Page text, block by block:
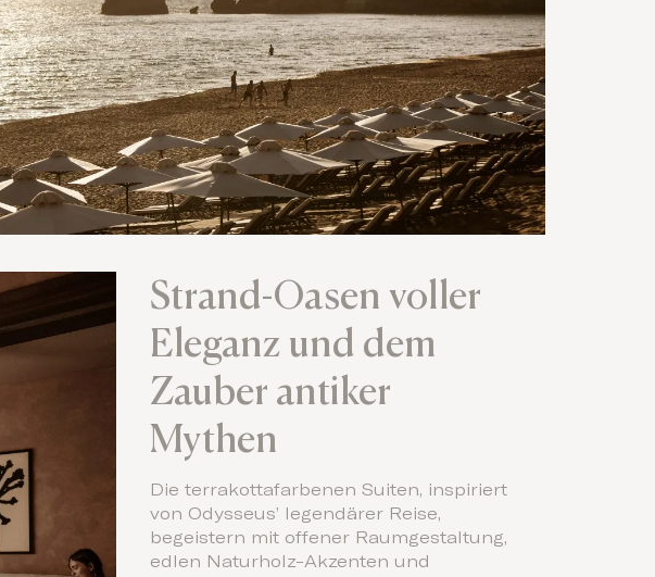
Strand-Oasen voller
Eleganz und dem
Zauber antiker
Mythen
Die terrakottafarbenen Suiten, inspiriert
von Odysseus’ legendärer Reise,
begeistern mit offener Raumgestaltung,
edlen Naturholz-Akzenten und